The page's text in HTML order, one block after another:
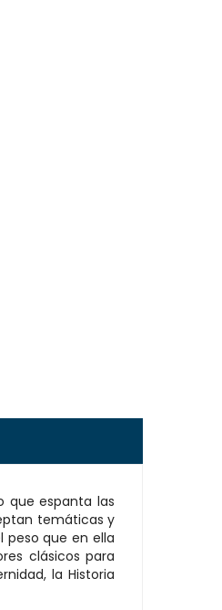
que espanta las
temáticas y
peso que en ella
clásicos para
la Historia